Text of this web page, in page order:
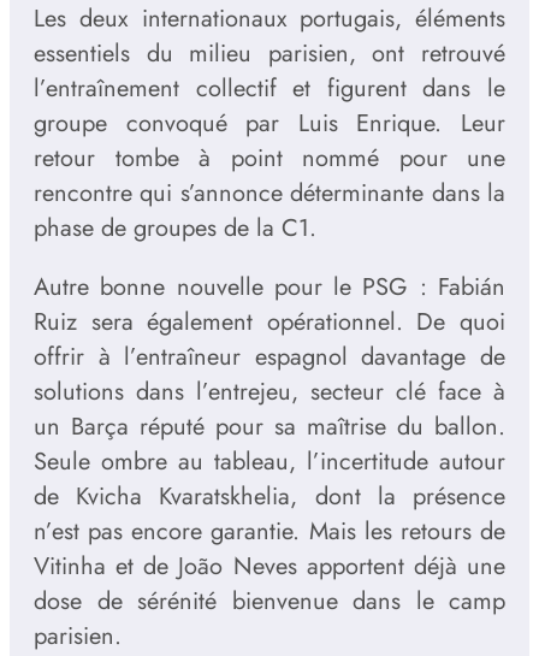
Les deux internationaux portugais, éléments
essentiels du milieu parisien, ont retrouvé
l’entraînement collectif et figurent dans le
groupe convoqué par Luis Enrique. Leur
retour tombe à point nommé pour une
rencontre qui s’annonce déterminante dans la
phase de groupes de la C1.
Autre bonne nouvelle pour le PSG : Fabián
Ruiz sera également opérationnel. De quoi
offrir à l’entraîneur espagnol davantage de
solutions dans l’entrejeu, secteur clé face à
un Barça réputé pour sa maîtrise du ballon.
Seule ombre au tableau, l’incertitude autour
de Kvicha Kvaratskhelia, dont la présence
n’est pas encore garantie. Mais les retours de
Vitinha et de João Neves apportent déjà une
dose de sérénité bienvenue dans le camp
parisien.